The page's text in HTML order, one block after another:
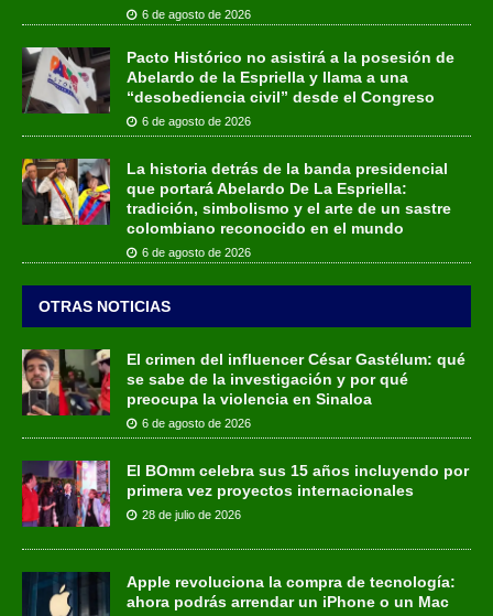
6 de agosto de 2026
Pacto Histórico no asistirá a la posesión de
Abelardo de la Espriella y llama a una
“desobediencia civil” desde el Congreso
6 de agosto de 2026
La historia detrás de la banda presidencial
que portará Abelardo De La Espriella:
tradición, simbolismo y el arte de un sastre
colombiano reconocido en el mundo
6 de agosto de 2026
OTRAS NOTICIAS
El crimen del influencer César Gastélum: qué
se sabe de la investigación y por qué
preocupa la violencia en Sinaloa
6 de agosto de 2026
El BOmm celebra sus 15 años incluyendo por
primera vez proyectos internacionales
28 de julio de 2026
Apple revoluciona la compra de tecnología:
ahora podrás arrendar un iPhone o un Mac